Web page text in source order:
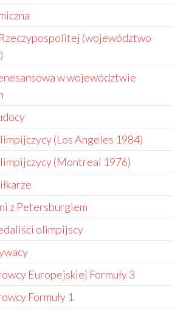
(województwo
w województwie
(Los Angeles 1984)
(Montreal 1976)
z Petersburgiem
olimpijscy
Europejskiej Formuły 3
Formuły 1